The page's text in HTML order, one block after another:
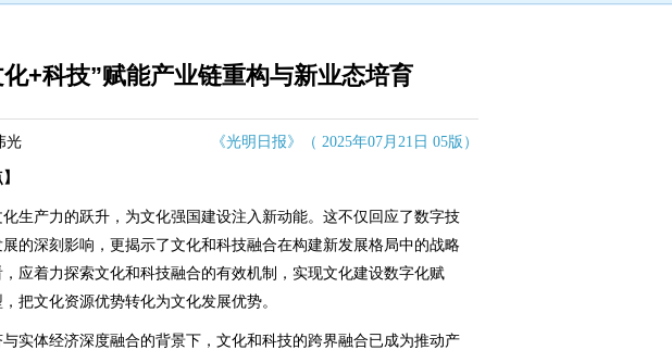
化+科技”赋能产业链重构与新业态培育
光 《光明日报》（ 2025年07月21日 05版）
产力的跃升，为文化强国建设注入新动能。这不仅回应了数字技
的深刻影响，更揭示了文化和科技融合在构建新发展格局中的战略
应着力探索文化和科技融合的有效机制，实现文化建设数字化赋
把文化资源优势转化为文化发展优势。
体经济深度融合的背景下，文化和科技的跨界融合已成为推动产